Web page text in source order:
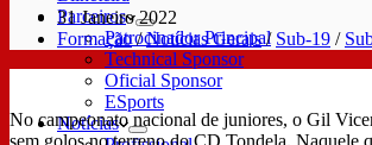
Parceiros
Patrocinador Principal
Technical Sponsor
Oficial Sponsor
ESports
Notícias
31 Janeiro 2022
Formação/Notícias Gerais/ Sub-19 /
No campeonato nacional de juniores, o Gil
sem golos no terreno do CD Tondela. Naquele